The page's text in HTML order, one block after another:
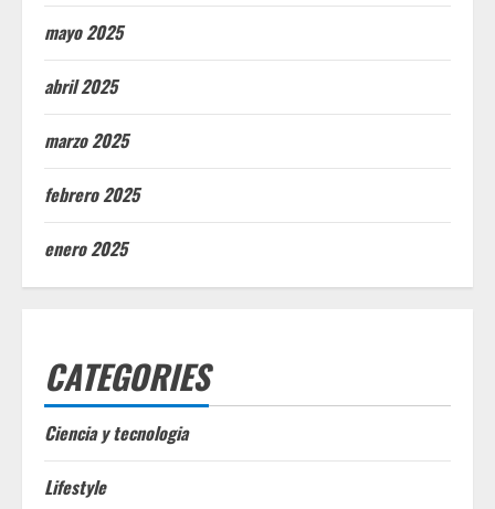
mayo 2025
abril 2025
marzo 2025
febrero 2025
enero 2025
CATEGORIES
Ciencia y tecnologia
Lifestyle